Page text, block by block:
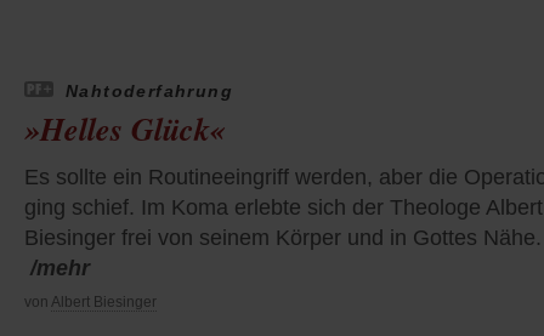
Nahtoderfahrung
»Helles Glück«
Es sollte ein Routineeingriff werden, aber die
ging schief. Im Koma erlebte sich der Theologe Albert
Biesinger frei von seinem Körper und in Gottes Nähe.
/mehr
von Albert Biesinger